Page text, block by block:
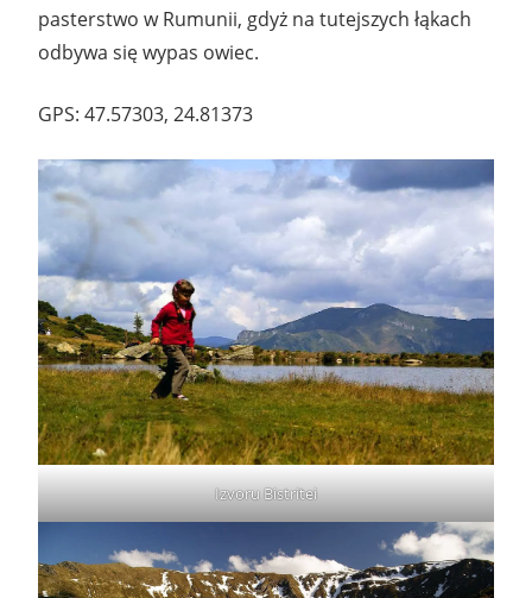
pasterstwo w Rumunii, gdyż na tutejszych łąkach
odbywa się wypas owiec.
GPS: 47.57303, 24.81373
Izvoru Bistritei